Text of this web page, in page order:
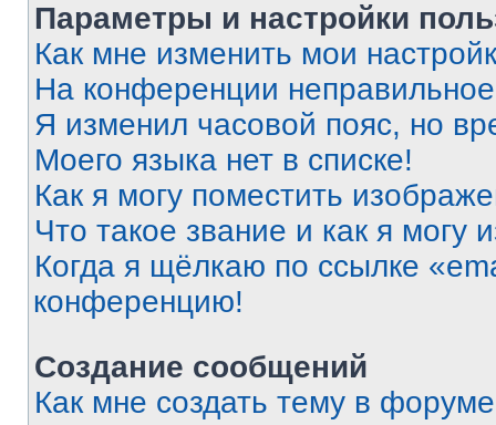
Параметры и настройки
Как мне изменить мои
На конференции
Я изменил часовой пояс, но
Моего языка нет в списке!
Как я могу поместить
Что такое звание и как я могу
Когда я щёлкаю по ссылке
конференцию!
Создание сообщений
Как мне создать тему в